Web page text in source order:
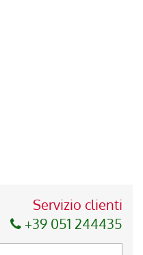
Servizio clienti
+39 051 244435